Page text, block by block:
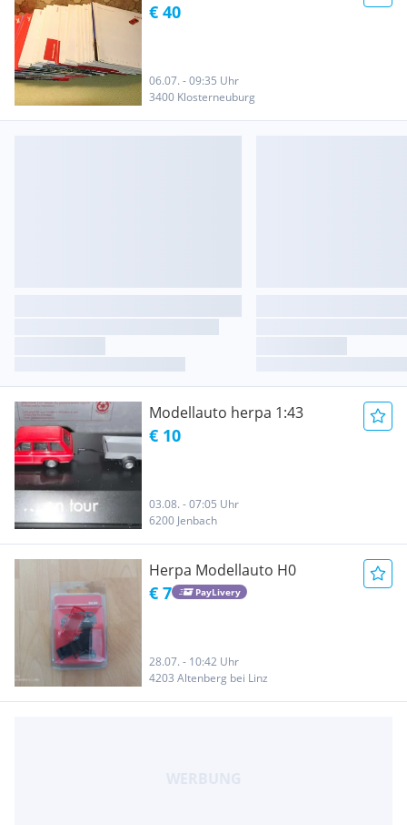
€ 40
06.07. - 09:35 Uhr
3400 Klosterneuburg
Modellauto herpa 1:43
€ 10
03.08. - 07:05 Uhr
6200 Jenbach
Herpa Modellauto H0
€ 7 PayLivery
28.07. - 10:42 Uhr
4203 Altenberg bei Linz